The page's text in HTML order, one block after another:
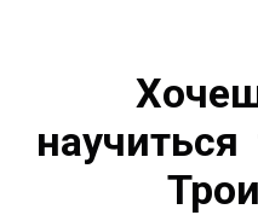
научиться